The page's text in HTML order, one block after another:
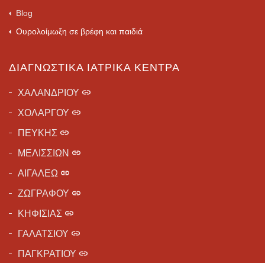
Blog
Ουρολοίμωξη σε βρέφη και παιδιά
ΔΙΑΓΝΩΣΤΙΚΆ ΙΑΤΡΙΚΆ ΚΈΝΤΡΑ
ΧΑΛΑΝΔΡΙΟΥ
ΧΟΛΑΡΓΟΥ
ΠΕΥΚΗΣ
ΜΕΛΙΣΣΙΩΝ
ΑΙΓΑΛΕΩ
ΖΩΓΡΑΦΟΥ
ΚΗΦΙΣΙΑΣ
ΓΑΛΑΤΣΙΟΥ
ΠΑΓΚΡΑΤΙΟΥ